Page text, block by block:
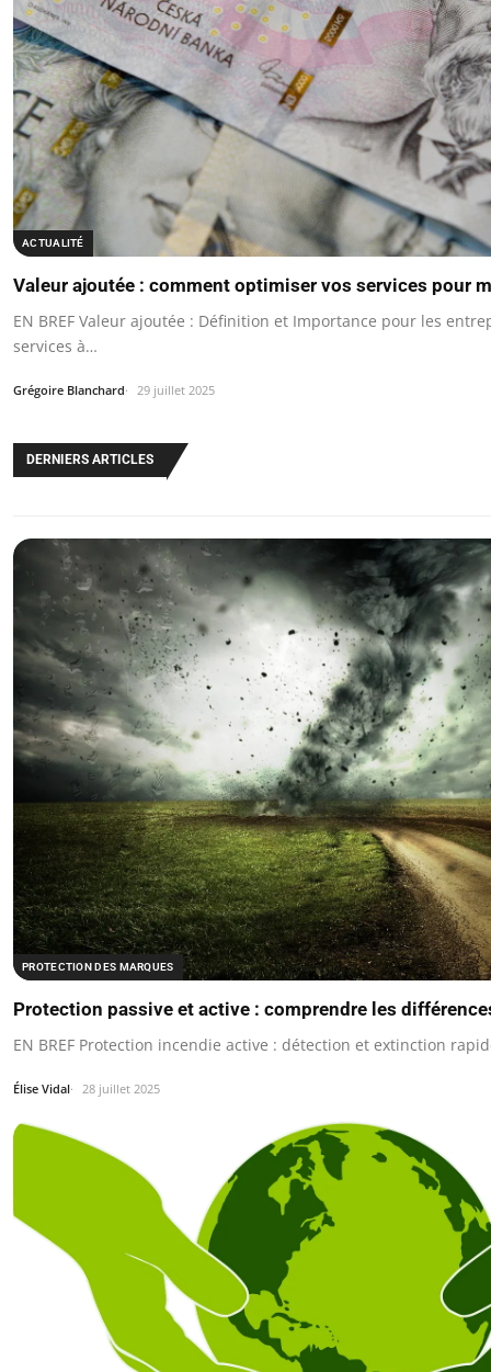
ACTUALITÉ
Valeur ajoutée : comment optimiser vos services pour
EN BREF Valeur ajoutée : Définition et Importance pour les
services à…
Grégoire Blanchard 29 juillet 2025
DERNIERS ARTICLES
PROTECTION DES MARQUES
Protection passive et active : comprendre les
EN BREF Protection incendie active : détection et extinction
Élise Vidal 28 juillet 2025